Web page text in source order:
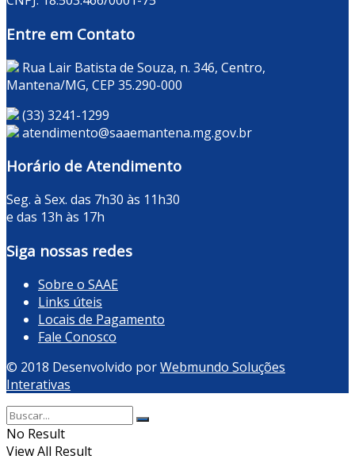
Entre em Contato
Rua Lair Batista de Souza, n. 346, Centro,
Mantena/MG, CEP 35.290-000
(33) 3241-1299
atendimento@saaemantena.mg.gov.br
Horário de Atendimento
Seg. à Sex. das 7h30 às 11h30
e das 13h às 17h
Siga nossas redes
Sobre o SAAE
Links úteis
Locais de Pagamento
Fale Conosco
© 2018 Desenvolvido porWebmundo Soluções
Interativas
No Result
View All Result